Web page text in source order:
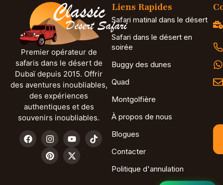
Premier opérateur de
safaris dans le désert de
Dubaï depuis 2015. Offrir
des aventures inoubliables,
des expériences
authentiques et des
souvenirs inoubliables.
Liens Rapides
Safari matinal dans le désert
Safari dans le désert en
soirée
Buggy des dunes
Quad
Montgolfière
À propos de nous
Blogues
Contacter
Politique d'annulation